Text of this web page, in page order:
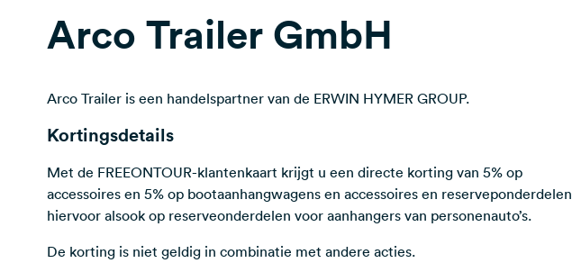
Arco Trailer GmbH
Arco Trailer is een handelspartner van de ERWIN HYMER GROUP.
Kortingsdetails
Met de FREEONTOUR-klantenkaart krijgt u een directe korting van 5% op
accessoires en 5% op bootaanhangwagens en accessoires en reserveponderdelen
hiervoor alsook op reserveonderdelen voor aanhangers van personenauto’s.
De korting is niet geldig in combinatie met andere acties.